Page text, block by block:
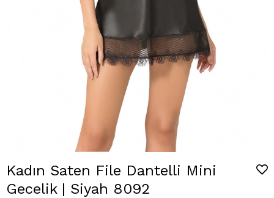
Kadın Saten File Dantelli Mini
Gecelik | Siyah 8092